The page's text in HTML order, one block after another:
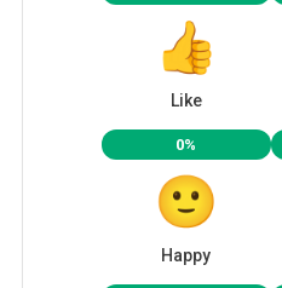
Like
0%
Happy